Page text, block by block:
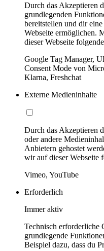
Durch das Akzeptieren
grundlegenden
bereitstellen und dir
Webseite ermöglichen.
dieser Webseite
Google Tag Manager,
Consent Mode von
Klarna, Freshchat
Externe Medieninhalte
Durch das Akzeptieren
oder andere
Anbietern gehostet
wir auf dieser Webseite
Vimeo, YouTube
Erforderlich
Immer aktiv
Technisch erforderliche
grundlegende
Beispiel dazu, dass du